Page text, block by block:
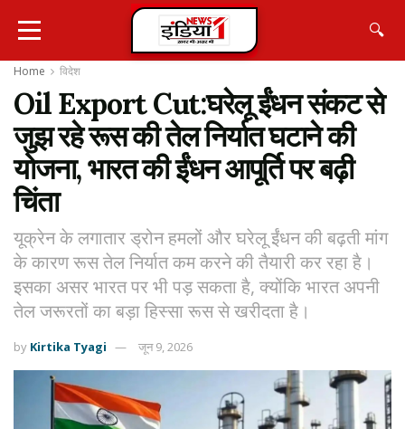
🔍
Home विदेश
Oil Export Cut:घरेलू ईंधन संकट से
जुझ रहे रूस की तेल निर्यात घटाने की
योजना, भारत की ईंधन आपूर्ति पर बढ़ी
चिंता
यूक्रेन के लगातार ड्रोन हमलों और घरेलू ईंधन की बढ़ती मांग
के कारण रूस तेल निर्यात कम करने की तैयारी कर रहा है।
इसका असर भारत पर भी पड़ सकता है, क्योंकि भारत अपनी
तेल जरूरतों का बड़ा हिस्सा रूस से खरीदता है।
by Kirtika Tyagi जून 9, 2026